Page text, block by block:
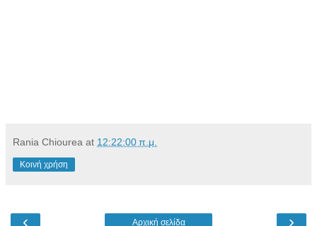
Rania Chiourea at 12:22:00 π.μ.
Κοινή χρήση
‹ ›
Αρχική σελίδα